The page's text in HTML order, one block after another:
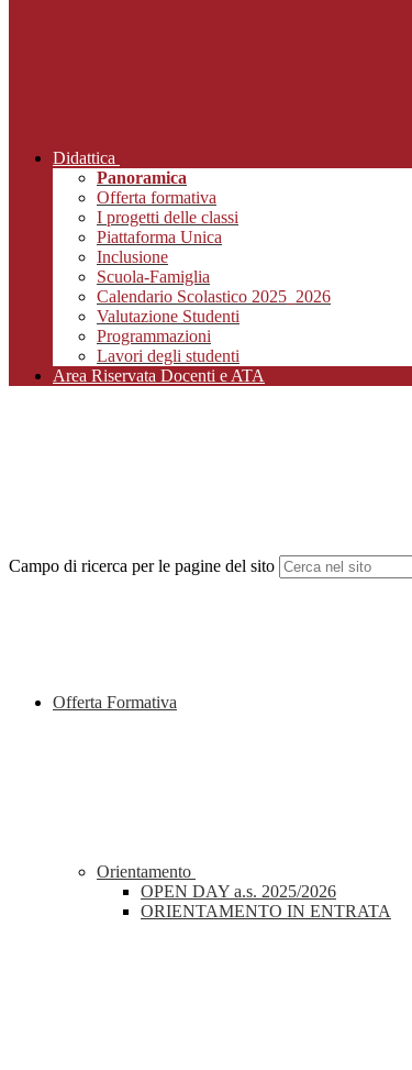
Didattica
Panoramica
Offerta formativa
I progetti delle classi
Piattaforma Unica
Inclusione
Scuola-Famiglia
Calendario Scolastico 2025_2026
Valutazione Studenti
Programmazioni
Lavori degli studenti
Area Riservata Docenti e ATA
Campo di ricerca per le pagine del sito
Offerta Formativa
Orientamento
OPEN DAY a.s. 2025/2026
ORIENTAMENTO IN ENTRATA